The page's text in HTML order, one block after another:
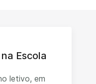
Escola
letivo, em